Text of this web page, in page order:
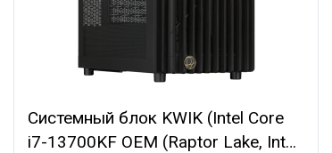
Системный блок KWIK (Intel Core
i7-13700KF OEM (Raptor Lake, Intel